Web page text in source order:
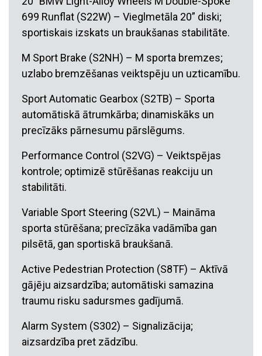
699 Runflat (S22W) – Vieglmetāla 20” diski;
sportiskais izskats un braukšanas stabilitāte.
M Sport Brake (S2NH) – M sporta bremzes;
uzlabo bremzēšanas veiktspēju un uzticamību.
Sport Automatic Gearbox (S2TB) – Sporta
automātiskā ātrumkārba; dinamiskāks un
precīzāks pārnesumu pārslēgums.
Performance Control (S2VG) – Veiktspējas
kontrole; optimizē stūrēšanas reakciju un
stabilitāti.
Variable Sport Steering (S2VL) – Maināma
sporta stūrēšana; precīzāka vadāmība gan
pilsētā, gan sportiskā braukšanā.
Active Pedestrian Protection (S8TF) – Aktīvā
gājēju aizsardzība; automātiski samazina
traumu risku sadursmes gadījumā.
Alarm System (S302) – Signalizācija;
aizsardzība pret zādzību.